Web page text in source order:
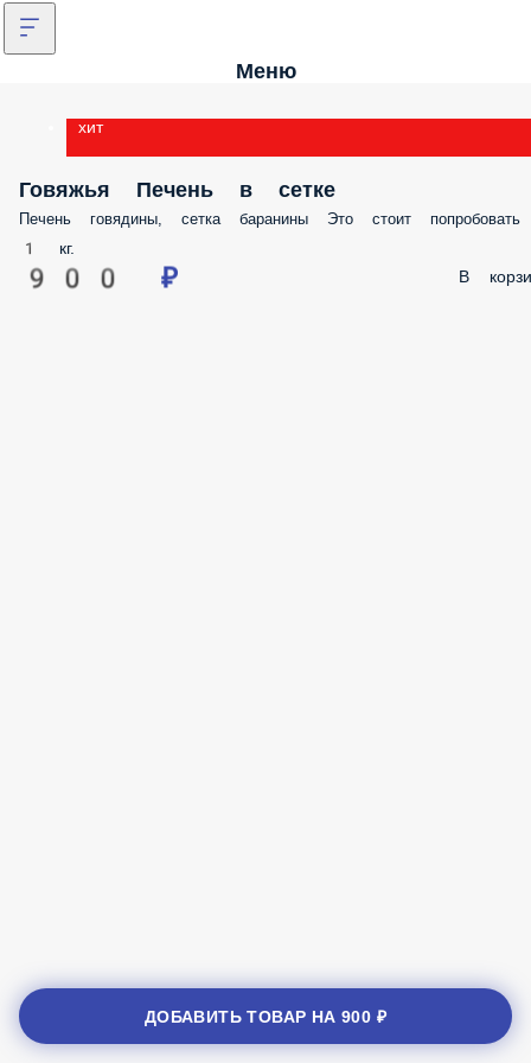
Меню
хит
Говяжья Печень в сетке
Печень говядины, сетка баранины Это стоит попробовать
1 кг.
900 ₽ В
ДОБАВИТЬ ТОВАР НА900 ₽